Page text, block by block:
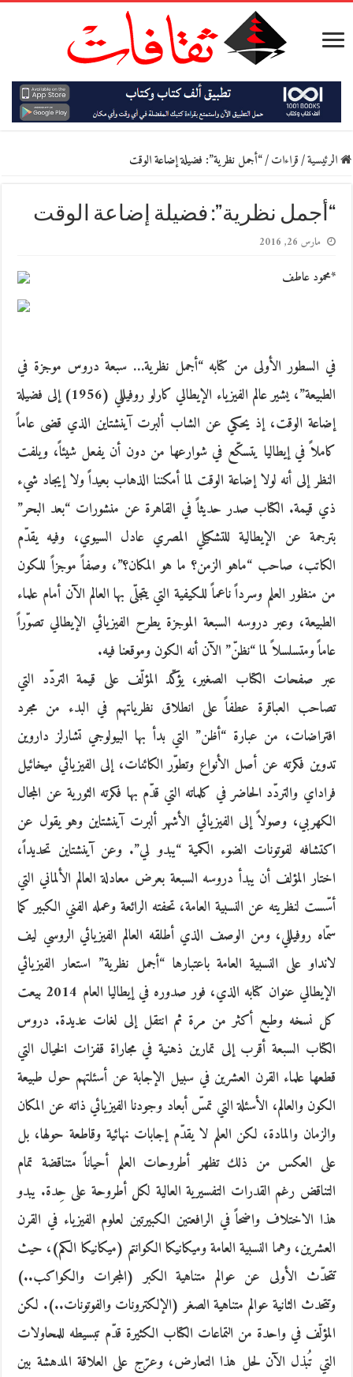
الرئيسية/قراءات/“أجمل نظرية”: فضيلة إضاعة الوقت
“أجمل نظرية”: فضيلة إضاعة الوقت
مارس 26, 2016
*محمود عاطف
في السطور الأولى من كتابه “أجمل نظرية… سبعة دروس موجزة في
الطبيعة”، يشير عالم الفيزياء الإيطالي كارلو روفيللي (1956) إلى فضيلة
إضاعة الوقت، إذ يحكي عن الشاب ألبرت آينشتاين الذي قضى عاماً
كاملاً في إيطاليا يتسكّع في شوارعها من دون أن يفعل شيئاً، ويلفت
النظر إلى أنه لولا إضاعة الوقت لما أمكننا الذهاب بعيداً ولا إيجاد شيء
ذي قيمة. الكتاب صدر حديثاً في القاهرة عن منشورات “بعد البحر”
بترجمة عن الإيطالية للتشكيلي المصري عادل السيوي، وفيه يقدّم
الكاتب، صاحب “ماهو الزمن؟ ما هو المكان؟”، وصفاً موجزاً للكون
من منظور العلم وسرداً ناعماً للكيفية التي يتجلّى بها العالم الآن أمام علماء
الطبيعة، وعبر دروسه السبعة الموجزة يطرح الفيزيائي الإيطالي تصوّراً
عاماً ومتسلسلاً لما “نظنّ” الآن أنه الكون وموقعنا فيه.
عبر صفحات الكتاب الصغير، يؤكّد المؤلّف على قيمة التردّد التي
تصاحب العباقرة عطفاً على انطلاق نظرياتهم في البدء من مجرد
افتراضات، من عبارة “أظن” التي بدأ بها البيولوجي تشارلز داروين
تدوين فكرته عن أصل الأنواع وتطوّر الكائنات، إلى الفيزيائي ميخائيل
فراداي والتردّد الحاضر في كلماته التي قدّم بها فكرته الثورية عن المجال
الكهربي، وصولاً إلى الفيزيائي الأشهر ألبرت آينشتاين وهو يقول عن
اكتشافه لفوتونات الضوء الكمية “يبدو لي”. وعن آينشتاين تحديداً،
اختار المؤلف أن يبدأ دروسه السبعة بعرض معادلة العالم الألماني التي
أسّست لنظريته عن النسبية العامة، تحفته الرائعة وعمله الفني الكبير كما
سمّاه روفيللي، ومن الوصف الذي أطلقه العالم الفيزيائي الروسي ليف
لانداو على النسبية العامة باعتبارها “أجمل نظرية” استعار الفيزيائي
الإيطالي عنوان كتابه الذي، فور صدوره في إيطاليا العام 2014 بيعت
كل نسخه وطبع أكثر من مرة ثم انتقل إلى لغات عديدة. دروس
الكتاب السبعة أقرب إلى تمارين ذهنية في مجاراة قفزات الخيال التي
قطعها علماء القرن العشرين في سبيل الإجابة عن أسئلتهم حول طبيعة
الكون والعالم، الأسئلة التي تمسّ أبعاد وجودنا الفيزيائي ذاته عن المكان
والزمان والمادة، لكن العلم لا يقدّم إجابات نهائية وقاطعة حولها، بل
على العكس من ذلك تظهر أطروحات العلم أحياناً متناقضة تمام
التناقض رغم القدرات التفسيرية العالية لكل أطروحة على حِدة. يبدو
هذا الاختلاف واضحاً في الرافعتين الكبيرتين لعلوم الفيزياء في القرن
العشرين، وهما النسبية العامة وميكانيكا الكوانتم (ميكانيكا الكم)، حيث
تتحدّث الأولى عن عوالم متناهية الكبر (المجرات والكواكب..)
وتتحدث الثانية عوالم متناهية الصغر (الإلكترونات والفوتونات..). لكن
المؤلّف في واحدة من التماعات الكتاب الكثيرة قدّم تبسيطه للمحاولات
التي تُبذل الآن لحل هذا التعارض، وعرّج على العلاقة المدهشة بين